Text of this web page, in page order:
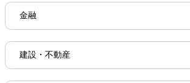
金融
建設・不動産